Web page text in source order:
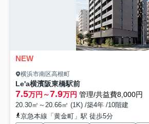
NEW
横浜市南区高根町
Le'a横濱阪東橋駅前
7.5万円～7.9万円 管理/共益費8,000円
20.30㎡～20.66㎡ (1K) /築4年 /10階建
京急本線「黄金町」駅 徒歩5分